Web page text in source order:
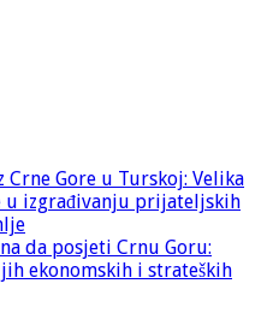
Crne Gore u Turskoj: Velika
u izgrađivanju prijateljskih
da posjeti Crnu Goru:
ekonomskih i strateških